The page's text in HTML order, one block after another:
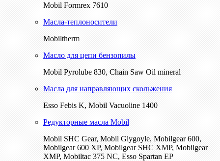
Mobil Formrex 7610
Масла-теплоносители
Mobiltherm
Масло для цепи бензопилы
Mobil Pyrolube 830, Chain Saw Oil mineral
Масла для направляющих скольжения
Esso Febis K, Mobil Vacuoline 1400
Редукторные масла Mobil
Mobil SHC Gear, Mobil Glygoyle, Mobilgear 600,
Mobilgear 600 XP, Mobilgear SHC XMP, Mobilgear
XМP, Mobiltac 375 NC, Esso Spartan EP